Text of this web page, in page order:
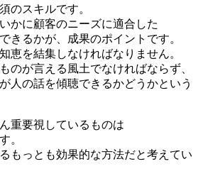
のスキルです。
かに顧客のニーズに適合した
きるかが、成果のポイントです。
恵を結集しなければなりません。
のが言える風土でなければならず、
人の話を傾聴できるかどうかという
重要視しているものは
。
もっとも効果的な方法だと考えてい